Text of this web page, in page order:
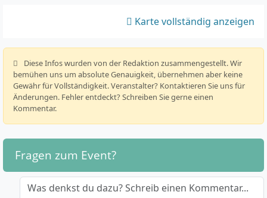
Karte vollständig anzeigen
️ Diese Infos wurden von der Redaktion zusammengestellt. Wir
bemühen uns um absolute Genauigkeit, übernehmen aber keine
Gewähr für Vollständigkeit. Veranstalter? Kontaktieren Sie uns für
Änderungen. Fehler entdeckt? Schreiben Sie gerne einen
Kommentar.
Fragen zum Event?
Was denkst du dazu? Schreib einen Kommentar...